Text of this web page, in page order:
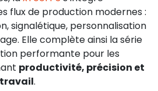
flux de production modernes :
signalétique, personnalisation
Elle complète ainsi la série
performante pour les
productivité, précision et
.